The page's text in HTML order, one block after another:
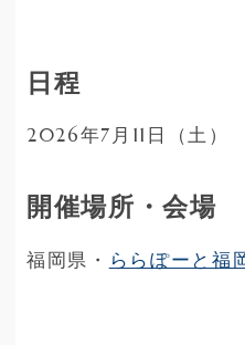
日程
2026年7月11日（土）
開催場所・会場
福岡県・ ららぽーと福